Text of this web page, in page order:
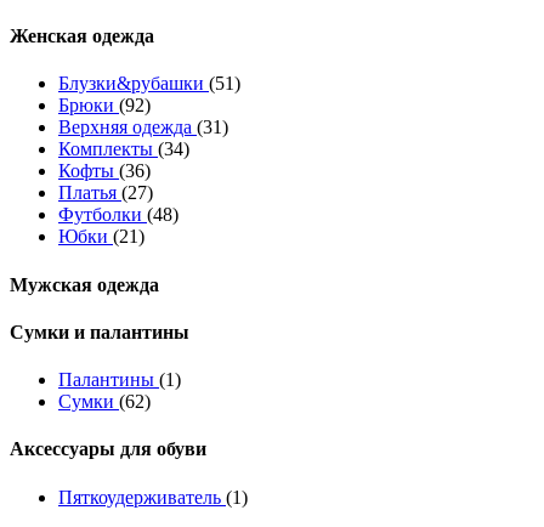
Женская одежда
Блузки&рубашки (51)
Брюки (92)
Верхняя одежда (31)
Комплекты (34)
Кофты (36)
Платья (27)
Футболки (48)
Юбки (21)
Мужская одежда
Сумки и палантины
Палантины (1)
Сумки (62)
Аксессуары для обуви
Пяткоудерживатель (1)